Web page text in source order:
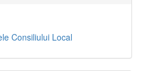
Consiliului Local